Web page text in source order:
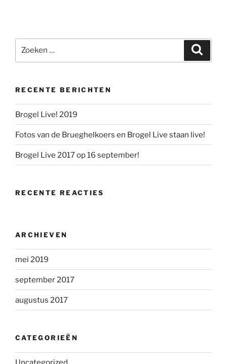
naar:
RECENTE BERICHTEN
Brogel Live! 2019
Fotos van de Brueghelkoers en Brogel Live staan live!
Brogel Live 2017 op 16 september!
RECENTE REACTIES
ARCHIEVEN
mei 2019
september 2017
augustus 2017
CATEGORIEËN